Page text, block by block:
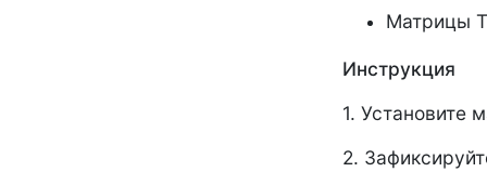
Матрицы
Инструкция
1. Установите
2.